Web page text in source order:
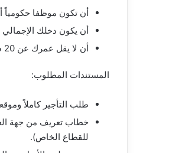
أن تكون موظفا حكومياً
أن يكون دخلك الإجمالي 3,000 ريال شهريا
أن لا يقل عمرك عن 20 سنة.
المستندات المطلوب:
طلب التأجير كاملاً
خطاب تعريف من جهة
للقطاع الخاص).